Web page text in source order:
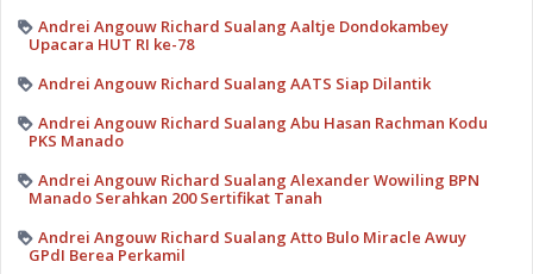
Andrei Angouw Richard Sualang Aaltje Dondokambey
Upacara HUT RI ke-78
Andrei Angouw Richard Sualang AATS Siap Dilantik
Andrei Angouw Richard Sualang Abu Hasan Rachman Kodu
PKS Manado
Andrei Angouw Richard Sualang Alexander Wowiling BPN
Manado Serahkan 200 Sertifikat Tanah
Andrei Angouw Richard Sualang Atto Bulo Miracle Awuy
GPdI Berea Perkamil